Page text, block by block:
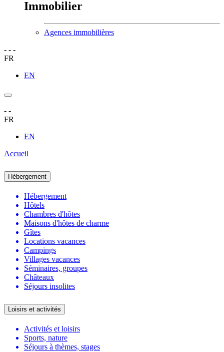
Immobilier
Agences immobilières
- - -
FR
EN
- -
FR
EN
Accueil
Hébergement
Hébergement
Hôtels
Chambres d'hôtes
Maisons d'hôtes de charme
Gîtes
Locations vacances
Campings
Villages vacances
Séminaires, groupes
Châteaux
Séjours insolites
Loisirs et activités
Activités et loisirs
Sports, nature
Séjours à thèmes, stages